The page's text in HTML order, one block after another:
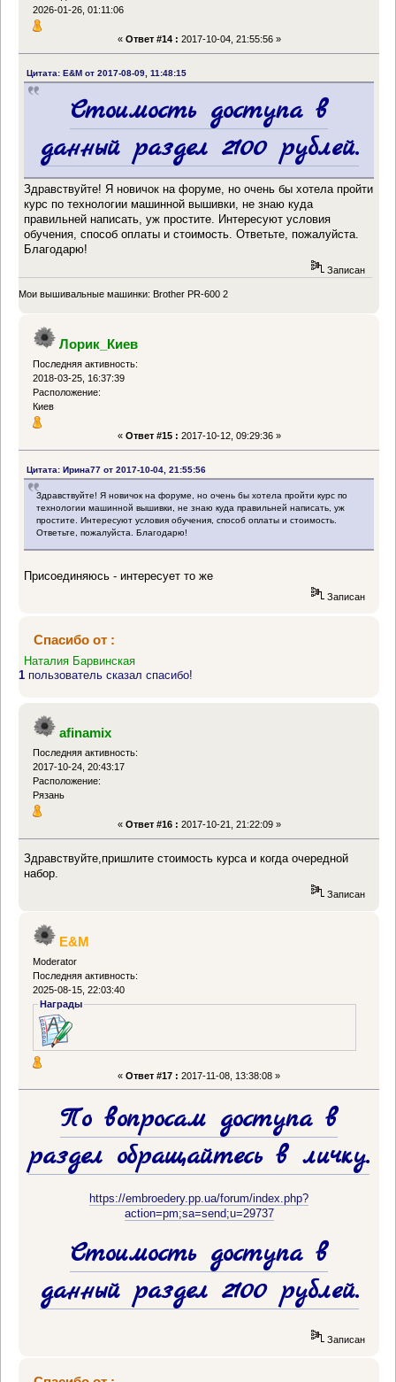
2026-01-26, 01:11:06
« Ответ #14 : 2017-10-04, 21:55:56 »
Цитата: E&M от 2017-08-09, 11:48:15
Стоимость доступа в
данный раздел 2100 рублей.
Здравствуйте! Я новичок на форуме, но очень бы хотела пройти
курс по технологии машинной вышивки, не знаю куда
правильней написать, уж простите. Интересуют условия
обучения, способ оплаты и стоимость. Ответьте, пожалуйста.
Благодарю!
Записан
Мои вышивальные машинки: Brother PR-600 2
Лорик_Киев
Последняя активность:
2018-03-25, 16:37:39
Расположение:
Киев
« Ответ #15 : 2017-10-12, 09:29:36 »
Цитата: Ирина77 от 2017-10-04, 21:55:56
Здравствуйте! Я новичок на форуме, но очень бы хотела пройти курс по
технологии машинной вышивки, не знаю куда правильней написать, уж
простите. Интересуют условия обучения, способ оплаты и стоимость.
Ответьте, пожалуйста. Благодарю!
Присоединяюсь - интересует то же
Записан
Спасибо от :
Наталия Барвинская
1 пользователь сказал спасибо!
afinamix
Последняя активность:
2017-10-24, 20:43:17
Расположение:
Рязань
« Ответ #16 : 2017-10-21, 21:22:09 »
Здравствуйте,пришлите стоимость курса и когда очередной
набор.
Записан
E&M
Moderator
Последняя активность:
2025-08-15, 22:03:40
Награды
« Ответ #17 : 2017-11-08, 13:38:08 »
По вопросам доступа в
раздел обращайтесь в личку.
https://embroedery.pp.ua/forum/index.php?
action=pm;sa=send;u=29737
Стоимость доступа в
данный раздел 2100 рублей.
Записан